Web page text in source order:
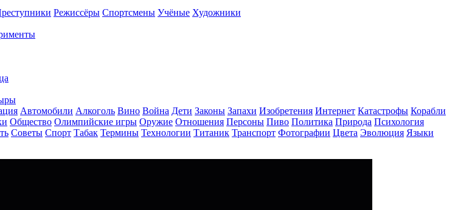
Режиссёры Спортсмены Учёные Художники
Автомобили Алкоголь Вино Война Дети Законы Запахи Изобретения Интернет Катастрофы Корабли
Общество Олимпийские игры Оружие Отношения Персоны Пиво Политика Природа Психология
Советы Спорт Табак Термины Технологии Титаник Транспорт Фотографии Цвета Эволюция Языки